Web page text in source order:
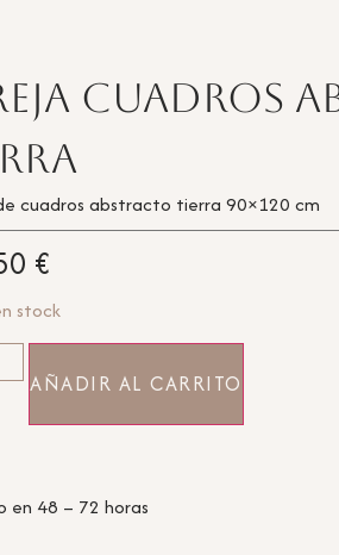
cuadros
cuadros abstracto tierra 90×120 cm
€
stock
AÑADIR AL CARRITO
en 48 – 72 horas